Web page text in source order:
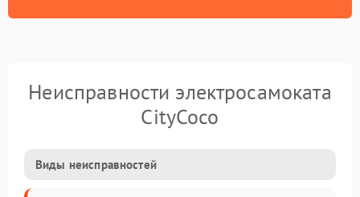
Неисправности электросамоката
CityCoco
Виды неисправностей